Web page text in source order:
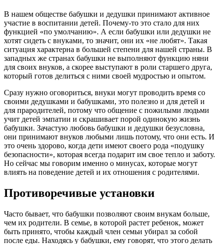
В нашем обществе бабушки и дедушки принимают активное
участие в воспитании детей. Почему-то это стало для них
функцией «по умолчанию». А если бабушки или дедушки не
хотят сидеть с внуками, то значит, они их «не любят». Такая
ситуация характерна в большей степени для нашей страны. В
западных же странах бабушки не выполняют функцию няни
для своих внуков, а скорее выступают в роли старшего друга,
который готов делиться с ними своей мудростью и опытом.
Сразу нужно оговориться, внуки могут проводить время со
своими дедушками и бабушками, это полезно и для детей и
для прародителей, потому что общение с пожилыми людьми
учит детей эмпатии и скрашивает порой одинокую жизнь
бабушки. Зачастую любовь бабушки и дедушки безусловна,
они принимают внуков любыми лишь потому, что они есть. И
это очень здорово, когда дети имеют своего рода «подушку
безопасности», которая всегда подарит им свое тепло и заботу.
Но сейчас мы говорим именно о минусах, которые могут
влиять на поведение детей и их отношения с родителями.
Противоречивые установки
Часто бывает, что бабушки позволяют своим внукам больше,
чем их родители. В семье, в которой растет ребенок, может
быть принято, чтобы каждый член семьи убирал за собой
после еды. Находясь у бабушки, ему говорят, что этого делать